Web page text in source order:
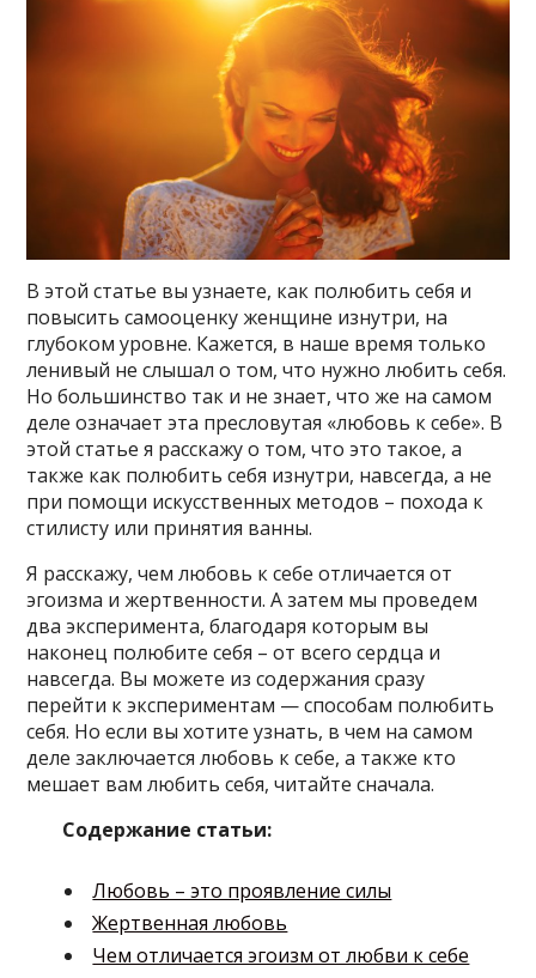
В этой статье вы узнаете, как полюбить себя и
повысить самооценку женщине изнутри, на
глубоком уровне. Кажется, в наше время только
ленивый не слышал о том, что нужно любить себя.
Но большинство так и не знает, что же на самом
деле означает эта пресловутая «любовь к себе». В
этой статье я расскажу о том, что это такое, а
также как полюбить себя изнутри, навсегда, а не
при помощи искусственных методов – похода к
стилисту или принятия ванны.
Я расскажу, чем любовь к себе отличается от
эгоизма и жертвенности. А затем мы проведем
два эксперимента, благодаря которым вы
наконец полюбите себя – от всего сердца и
навсегда. Вы можете из содержания сразу
перейти к экспериментам — способам полюбить
себя. Но если вы хотите узнать, в чем на самом
деле заключается любовь к себе, а также кто
мешает вам любить себя, читайте сначала.
Содержание статьи:
Любовь – это проявление силы
Жертвенная любовь
Чем отличается эгоизм от любви к себе